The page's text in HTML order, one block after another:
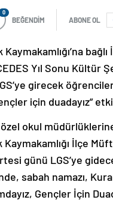
0
BEĞENDİM ABONE OL
Kaymakamlığı’na
Yıl Sonu Kültür
girecek
için duadayız”
okul
Kaymakamlığı İlçe
günü LGS’ye
sabah namazı,
Gençler İçin